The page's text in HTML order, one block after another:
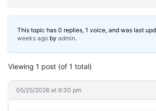
This topic has 0 replies, 1 voice, and was last
weeks ago by admin.
Viewing 1 post (of 1 total)
05/25/2026 at 9:30 pm